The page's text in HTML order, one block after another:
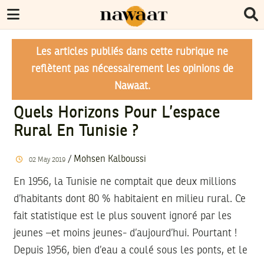
Les articles publiés dans cette rubrique ne
reflètent pas nécessairement les opinions de
Nawaat.
Quels Horizons Pour L’espace
Rural En Tunisie ?
02 May 2019/ Mohsen Kalboussi
En 1956, la Tunisie ne comptait que deux millions
d’habitants dont 80 % habitaient en milieu rural. Ce
fait statistique est le plus souvent ignoré par les
jeunes –et moins jeunes- d’aujourd’hui. Pourtant !
Depuis 1956, bien d’eau a coulé sous les ponts, et le